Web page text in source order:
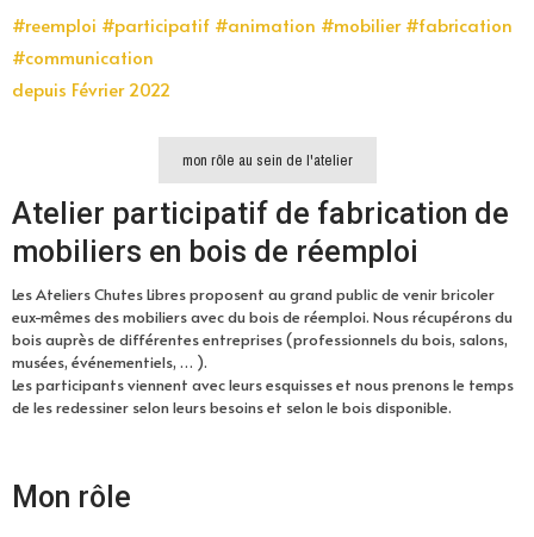
#reemploi #participatif #animation #mobilier #fabrication
#communication
depuis Février 2022
mon rôle au sein de l'atelier
Atelier participatif de fabrication de
mobiliers en bois de réemploi
Les Ateliers Chutes Libres proposent au grand public de venir bricoler
eux-mêmes des mobiliers avec du bois de réemploi. Nous récupérons du
bois auprès de différentes entreprises (professionnels du bois, salons,
musées, événementiels, … ).
Les participants viennent avec leurs esquisses et nous prenons le temps
de les redessiner selon leurs besoins et selon le bois disponible.
Mon rôle